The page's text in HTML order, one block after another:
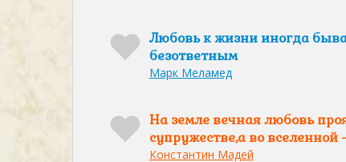
Любовь к жизни иногда
безответным
Марк Меламед
На земле вечная любовь
супружестве,а во вселенной
Константин Мадей